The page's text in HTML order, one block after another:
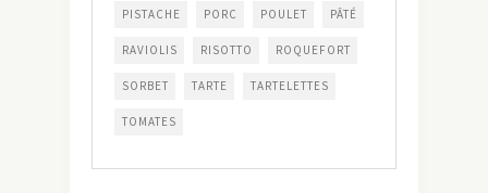
PISTACHE PORC POULET PÂTÉ
RAVIOLIS RISOTTO ROQUEFORT
SORBET TARTE TARTELETTES
TOMATES